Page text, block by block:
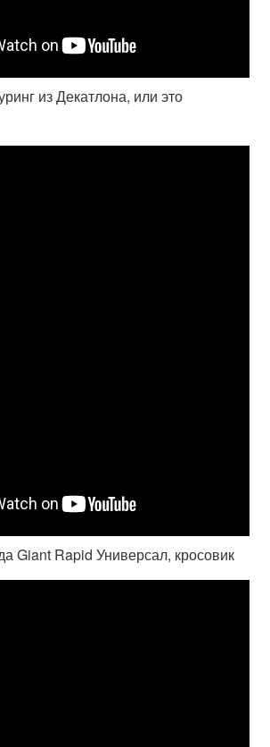
из Декатлона, или это
Giant Rapid Универсал, кросовик